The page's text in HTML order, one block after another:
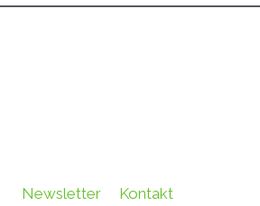
Newsletter Kontakt